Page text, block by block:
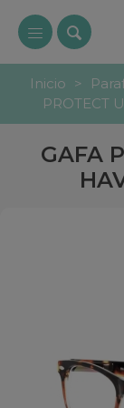
Inicio >
PROTECT
GAFA